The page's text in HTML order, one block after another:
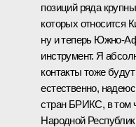
позиций ряда
которых относится
ну и теперь Южно-
инструмент. Я
контакты тоже
естественно,
стран БРИКС, в том
Народной